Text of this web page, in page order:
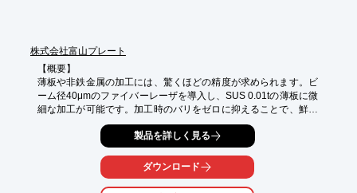
株式会社富山プレート
【概要】
薄板や非鉄金属の加工には、驚くほどの精度が求められます。ビ
ーム径40μmのファイバーレーザを導入し、SUS 0.01tの薄板に微
細な加工が可能です。加工時のバリをゼロに抑えることで、鮮明
な印字と高い精度を実現。これにより、複雑な形状やデザインに
も対応できます。例えば、ステンレスのくり抜き文字加工や、銅
や真鍮を使ったリーフ葉脈の表現など、技術力が試される場面が
多々ありましたが、すべて成功しています。
製品を詳しく見る
ダウンロード